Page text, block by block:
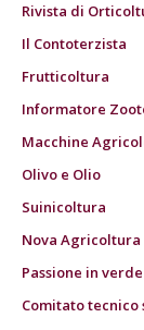
Rivista di
Il Contoterzista
Frutticoltura
Informatore
Macchine
Olivo e Olio
Suinicoltura
Nova Agricoltura
Passione in verde
Comitato tecnico